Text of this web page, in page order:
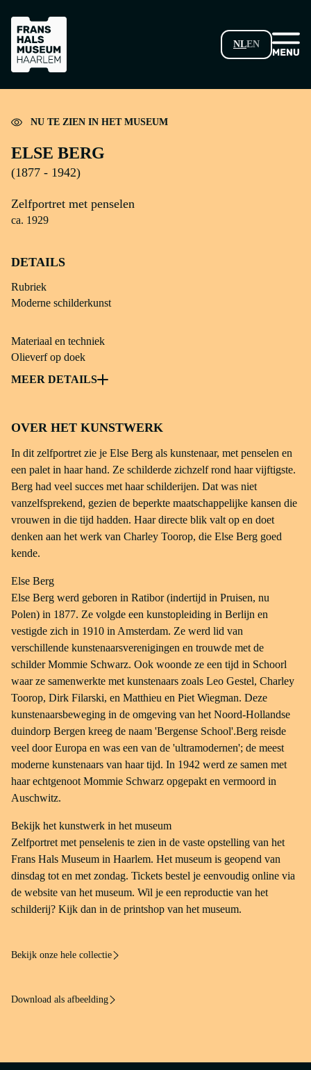
GA NAAR HOOFDINHOUD
NLEN
NU TE ZIEN IN HET MUSEUM
ELSE BERG
(1877 - 1942)
Zelfportret met penselen
ca. 1929
DETAILS
Rubriek
Moderne schilderkunst
Materiaal en techniek
Olieverf op doek
Object soort
Schilderij; portret (zelfportret)
Afmetingen
inventarisnummer
msch 89-135
Credit line
Frans Hals Museum, Haarlem
Copyright
Foto: Arend Velsink
MEER DETAILS
OVER HET KUNSTWERK
In dit zelfportret zie je Else Berg als kunstenaar, met penselen en
een palet in haar hand. Ze schilderde zichzelf rond haar vijftigste.
Berg had veel succes met haar schilderijen. Dat was niet
vanzelfsprekend, gezien de beperkte maatschappelijke kansen die
vrouwen in die tijd hadden. Haar directe blik valt op en doet
denken aan het werk van Charley Toorop, die Else Berg goed
kende.
Else Berg
Else Berg werd geboren in Ratibor (indertijd in Pruisen, nu
Polen) in 1877. Ze volgde een kunstopleiding in Berlijn en
vestigde zich in 1910 in Amsterdam. Ze werd lid van
verschillende kunstenaarsverenigingen en trouwde met de
schilder Mommie Schwarz. Ook woonde ze een tijd in Schoorl
waar ze samenwerkte met kunstenaars zoals Leo Gestel, Charley
Toorop, Dirk Filarski, en Matthieu en Piet Wiegman. Deze
kunstenaarsbeweging in de omgeving van het Noord-Hollandse
duindorp Bergen kreeg de naam 'Bergense School'.Berg reisde
veel door Europa en was een van de 'ultramodernen'; de meest
moderne kunstenaars van haar tijd. In 1942 werd ze samen met
haar echtgenoot Mommie Schwarz opgepakt en vermoord in
Auschwitz.
Bekijk het kunstwerk in het museum
Zelfportret met penselenis te zien in de vaste opstelling van het
Frans Hals Museum in Haarlem. Het museum is geopend van
dinsdag tot en met zondag. Tickets bestel je eenvoudig online via
de website van het museum. Wil je een reproductie van het
schilderij? Kijk dan in de printshop van het museum.
Bekijk onze hele collectie
Download als afbeelding